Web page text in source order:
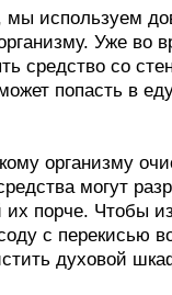
используем
Уже во
средство со
попасть в
организму
могут
их порче. Чтобы
с перекисью
духовой